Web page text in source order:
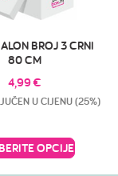
BROJ 3 CRNI
80 CM
4,99€
U CIJENU (25%)
OPCIJE